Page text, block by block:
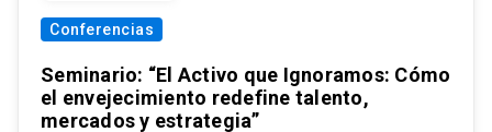
Conferencias
Seminario: “El Activo que Ignoramos: Cómo
el envejecimiento redefine talento,
mercados y estrategia”